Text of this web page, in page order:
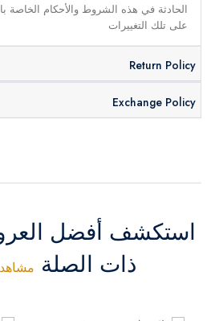
الحادثة في هذه الشروط والأحكام الخاصة
على تلك التغييرات
Return Policy
Exchange Policy
استكشف أفضل
ذات الصلة